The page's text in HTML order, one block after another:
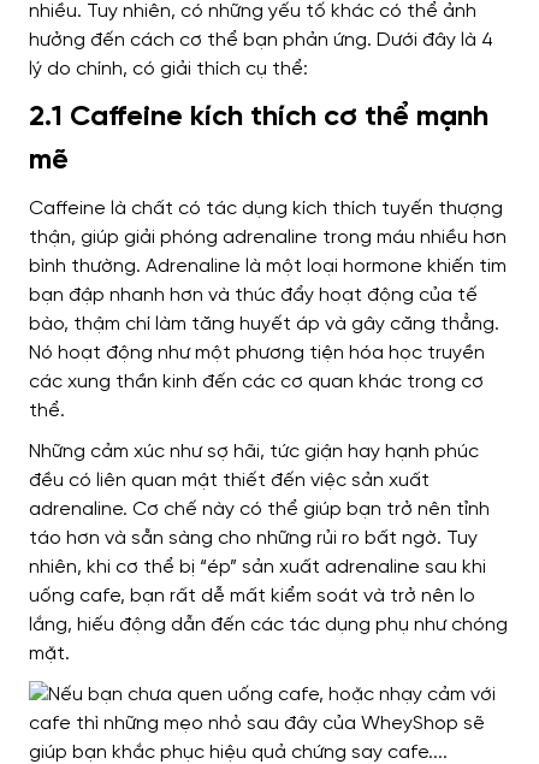
nhiều. Tuy nhiên, có những yếu tố khác có thể ảnh
hưởng đến cách cơ thể bạn phản ứng. Dưới đây là 4
lý do chính, có giải thích cụ thể:
2.1 Caffeine kích thích cơ thể mạnh
mẽ
Caffeine là chất có tác dụng kích thích tuyến thượng
thận, giúp giải phóng adrenaline trong máu nhiều hơn
bình thường. Adrenaline là một loại hormone khiến tim
bạn đập nhanh hơn và thúc đẩy hoạt động của tế
bào, thậm chí làm tăng huyết áp và gây căng thẳng.
Nó hoạt động như một phương tiện hóa học truyền
các xung thần kinh đến các cơ quan khác trong cơ
thể.
Những cảm xúc như sợ hãi, tức giận hay hạnh phúc
đều có liên quan mật thiết đến việc sản xuất
adrenaline. Cơ chế này có thể giúp bạn trở nên tỉnh
táo hơn và sẵn sàng cho những rủi ro bất ngờ. Tuy
nhiên, khi cơ thể bị “ép” sản xuất adrenaline sau khi
uống cafe, bạn rất dễ mất kiểm soát và trở nên lo
lắng, hiếu động dẫn đến các tác dụng phụ như chóng
mặt.